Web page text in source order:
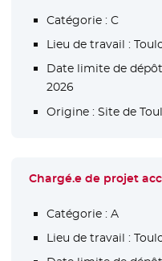
Catégorie : C
Lieu de travail :
Date limite de
2026
Origine : Site de
Chargé.e de projet
Catégorie : A
Lieu de travail :